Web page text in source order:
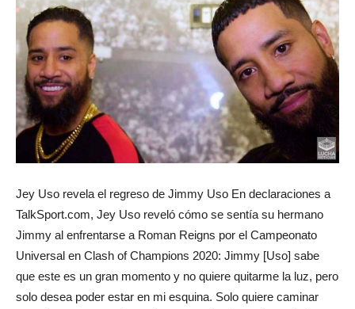
Jey Uso revela el regreso de Jimmy Uso En declaraciones a
TalkSport.com, Jey Uso reveló cómo se sentía su hermano
Jimmy al enfrentarse a Roman Reigns por el Campeonato
Universal en Clash of Champions 2020: Jimmy [Uso] sabe
que este es un gran momento y no quiere quitarme la luz, pero
solo desea poder estar en mi esquina. Solo quiere caminar